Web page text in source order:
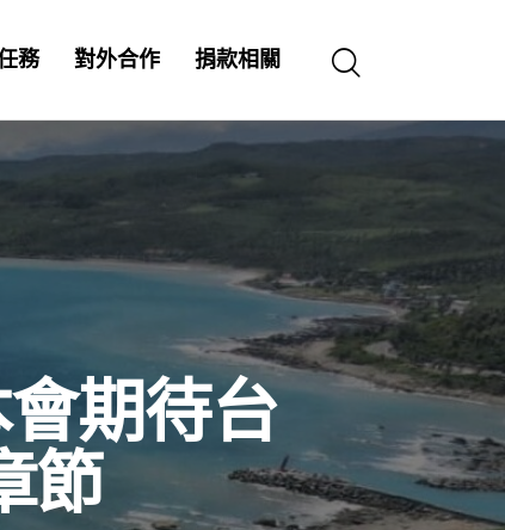
務 對外合作 捐款相關
期待台
節